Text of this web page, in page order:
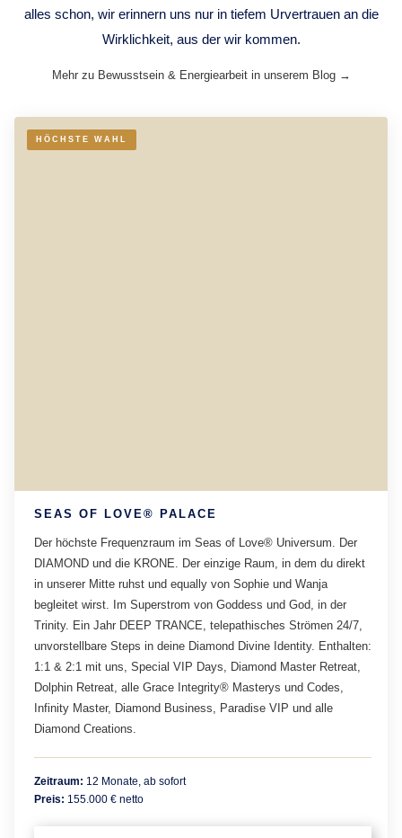
alles schon, wir erinnern uns nur in tiefem Urvertrauen an die
Wirklichkeit, aus der wir kommen.
Mehr zu Bewusstsein & Energiearbeit in unserem Blog →
HÖCHSTE WAHL
SEAS OF LOVE® PALACE
Der höchste Frequenzraum im Seas of Love® Universum. Der
DIAMOND und die KRONE. Der einzige Raum, in dem du direkt
in unserer Mitte ruhst und equally von Sophie und Wanja
begleitet wirst. Im Superstrom von Goddess und God, in der
Trinity. Ein Jahr DEEP TRANCE, telepathisches Strömen 24/7,
unvorstellbare Steps in deine Diamond Divine Identity. Enthalten:
1:1 & 2:1 mit uns, Special VIP Days, Diamond Master Retreat,
Dolphin Retreat, alle Grace Integrity® Masterys und Codes,
Infinity Master, Diamond Business, Paradise VIP und alle
Diamond Creations.
Zeitraum: 12 Monate, ab sofort
Preis: 155.000 € netto